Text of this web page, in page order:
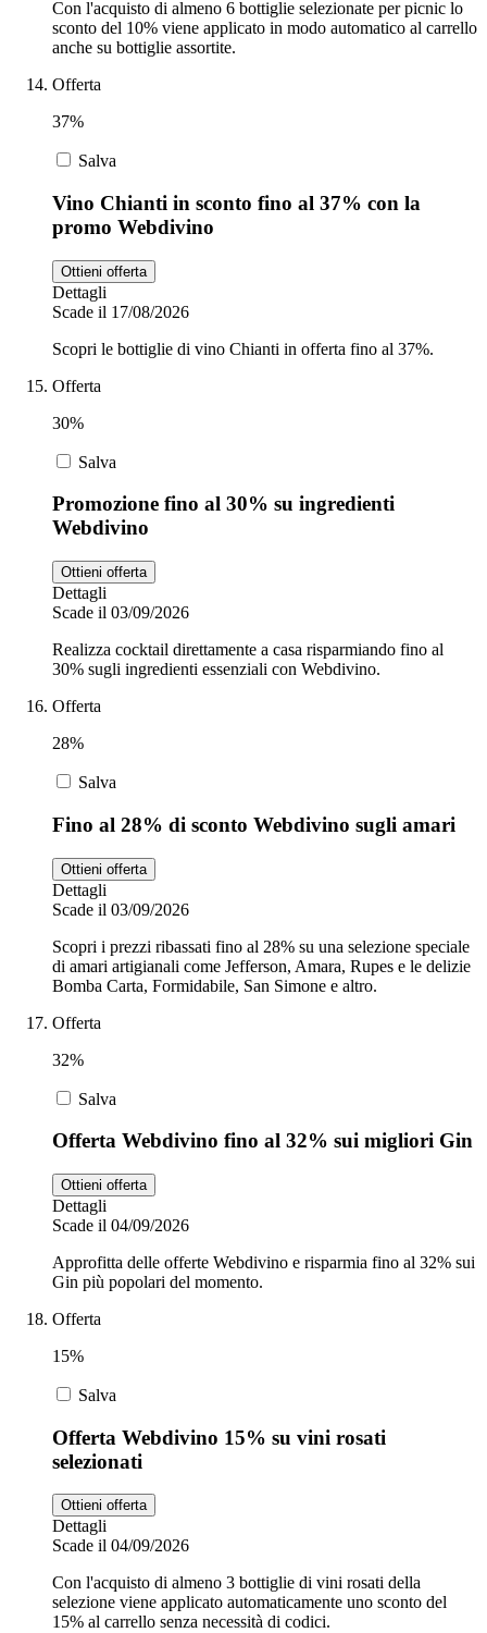
Con l'acquisto di almeno 6 bottiglie selezionate per picnic lo
sconto del 10% viene applicato in modo automatico al carrello
anche su bottiglie assortite.
Offerta
37%
Salva
Vino Chianti in sconto fino al 37% con la
promo Webdivino
Ottieni offerta
Dettagli
Scade il 17/08/2026
Scopri le bottiglie di vino Chianti in offerta fino al 37%.
Offerta
30%
Salva
Promozione fino al 30% su ingredienti
Webdivino
Ottieni offerta
Dettagli
Scade il 03/09/2026
Realizza cocktail direttamente a casa risparmiando fino al
30% sugli ingredienti essenziali con Webdivino.
Offerta
28%
Salva
Fino al 28% di sconto Webdivino sugli amari
Ottieni offerta
Dettagli
Scade il 03/09/2026
Scopri i prezzi ribassati fino al 28% su una selezione speciale
di amari artigianali come Jefferson, Amara, Rupes e le delizie
Bomba Carta, Formidabile, San Simone e altro.
Offerta
32%
Salva
Offerta Webdivino fino al 32% sui migliori Gin
Ottieni offerta
Dettagli
Scade il 04/09/2026
Approfitta delle offerte Webdivino e risparmia fino al 32% sui
Gin più popolari del momento.
Offerta
15%
Salva
Offerta Webdivino 15% su vini rosati
selezionati
Ottieni offerta
Dettagli
Scade il 04/09/2026
Con l'acquisto di almeno 3 bottiglie di vini rosati della
selezione viene applicato automaticamente uno sconto del
15% al carrello senza necessità di codici.